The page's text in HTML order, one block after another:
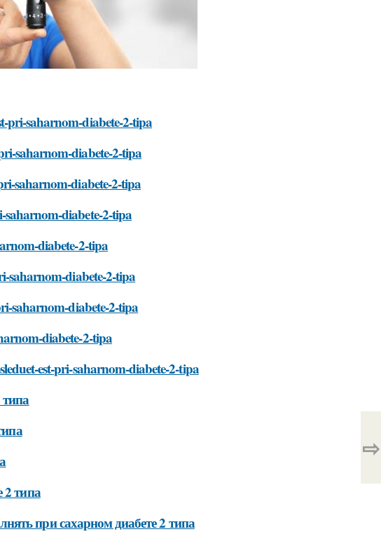
pri-saharnom-diabete-2-tipa
saharnom-diabete-2-tipa
saharnom-diabete-2-tipa
saharnom-diabete-2-tipa
diabete-2-tipa
saharnom-diabete-2-tipa
saharnom-diabete-2-tipa
diabete-2-tipa
est-pri-saharnom-diabete-2-tipa
2 типа
при сахарном диабете 2 типа
⇨